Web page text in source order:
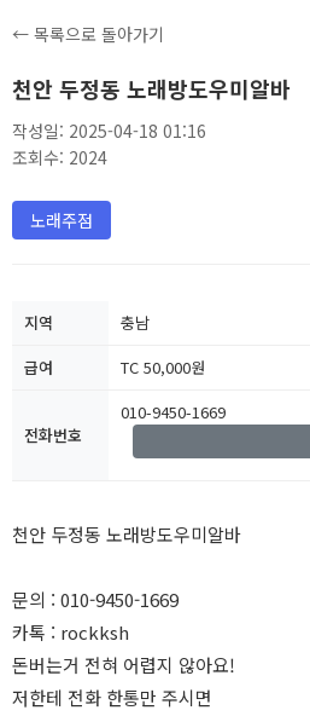
← 목록으로 돌아가기
천안 두정동 노래방도우미알바
작성일: 2025-04-18 01:16
조회수: 2024
노래주점
지역
충남
급여
TC 50,000원
전화번호
010-9450-1669
천안 두정동 노래방도우미알바
문의 : 010-9450-1669
카톡 : rockksh
돈버는거 전혀 어렵지 않아요!
저한테 전화 한통만 주시면